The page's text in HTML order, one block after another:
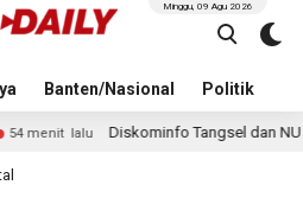
Banten/Nasional Politik
Minggu, 09 Agu 2026
lalu Diskominfo Tangsel dan NU